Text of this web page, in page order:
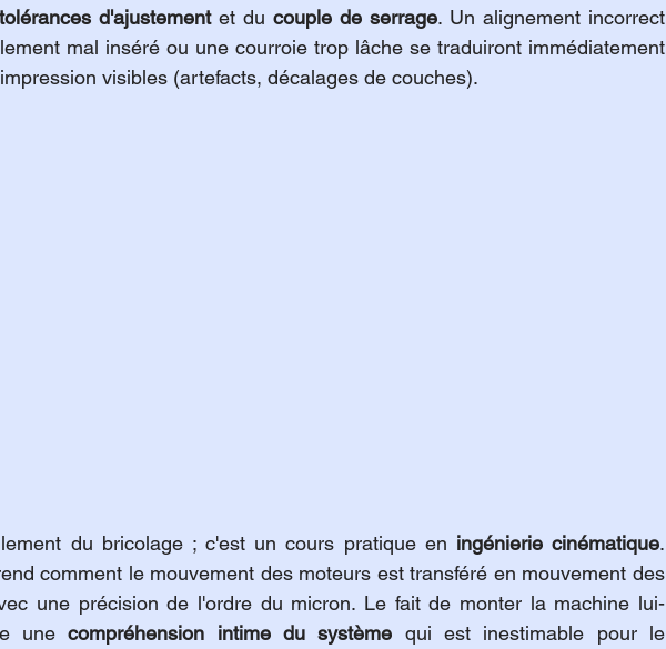
tolérances d'ajustement et du couple de serrage. Un alignement incorrect
mal inséré ou une courroie trop lâche se traduiront immédiatement
visibles (artefacts, décalages de couches).
du bricolage ; c'est un cours pratique en ingénierie cinématique.
comment le mouvement des moteurs est transféré en mouvement des
une précision de l'ordre du micron. Le fait de monter la machine lui-
une compréhension intime du système qui est inestimable pour le